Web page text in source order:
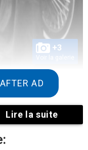
+3
Voir la galerie
AD
Lire la suite